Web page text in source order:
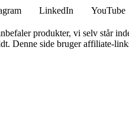
LinkedIn YouTube
produkter, vi selv står
Denne side bruger affiliate-